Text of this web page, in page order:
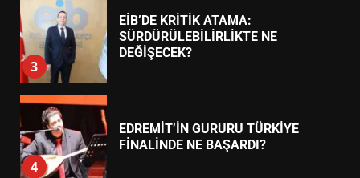
3
EİB’DE KRİTİK ATAMA:
SÜRDÜRÜLEBİLİRLİKTE NE
DEĞİŞECEK?
4
EDREMİT’İN GURURU TÜRKİYE
FİNALİNDE NE BAŞARDI?